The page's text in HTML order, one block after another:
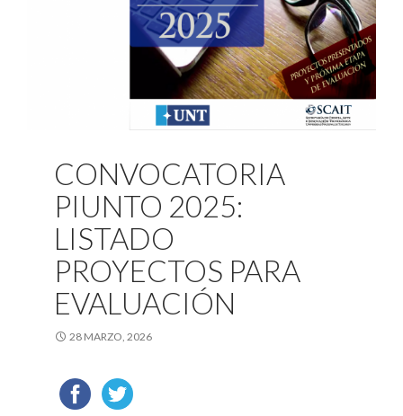
CONVOCATORIA
PIUNTO 2025:
LISTADO
PROYECTOS PARA
EVALUACIÓN
28 MARZO, 2026